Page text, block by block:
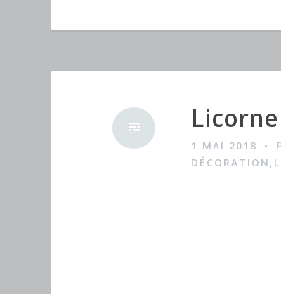
1 MAI 2018
DÉCORATION,